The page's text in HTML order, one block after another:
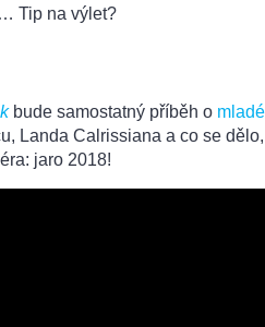
Tip na výlet?
bude samostatný příběh o
Landa Calrissiana a co se
jaro 2018!